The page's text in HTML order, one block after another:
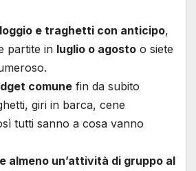
e traghetti con anticipo,
partite in luglio o agosto o siete
comune fin da subito
giri in barca, cene
tutti sanno a cosa vanno
almeno un’attività di gruppo al